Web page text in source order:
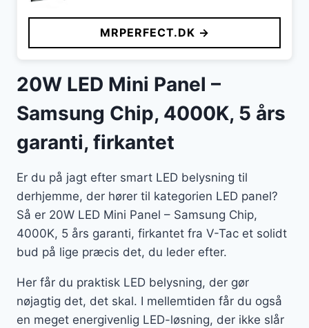
MRPERFECT.DK →
20W LED Mini Panel –
Samsung Chip, 4000K, 5 års
garanti, firkantet
Er du på jagt efter smart LED belysning til
derhjemme, der hører til kategorien LED panel?
Så er 20W LED Mini Panel – Samsung Chip,
4000K, 5 års garanti, firkantet fra V-Tac et solidt
bud på lige præcis det, du leder efter.
Her får du praktisk LED belysning, der gør
nøjagtig det, det skal. I mellemtiden får du også
en meget energivenlig LED-løsning, der ikke slår